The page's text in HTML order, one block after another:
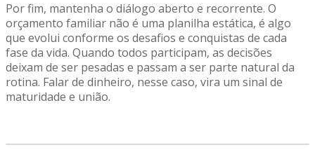
Por fim, mantenha o diálogo aberto e recorrente. O
orçamento familiar não é uma planilha estática, é algo
que evolui conforme os desafios e conquistas de cada
fase da vida. Quando todos participam, as decisões
deixam de ser pesadas e passam a ser parte natural da
rotina. Falar de dinheiro, nesse caso, vira um sinal de
maturidade e união.